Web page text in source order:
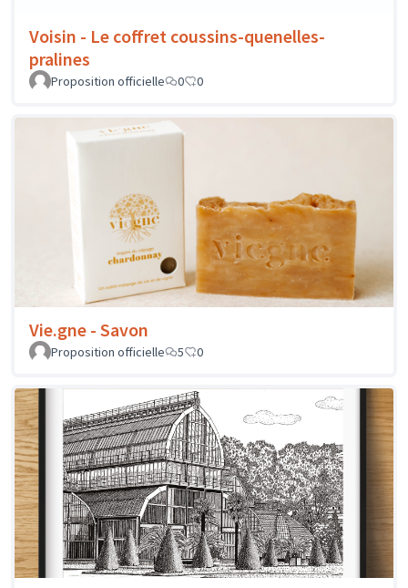
Voisin - Le coffret coussins-quenelles-
pralines
Proposition officielle 0 0
Vie.gne - Savon
Proposition officielle 5 0